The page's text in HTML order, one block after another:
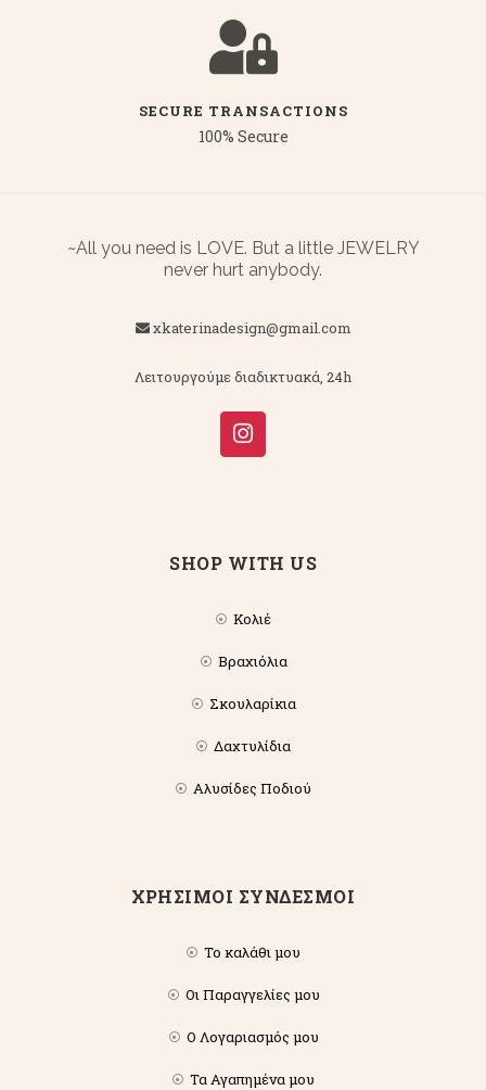
SECURE TRANSACTIONS
100% Secure
~All you need is LOVE. But a little JEWELRY
never hurt anybody.
xkaterinadesign@gmail.com
Λειτουργούμε διαδικτυακά, 24h
SHOP WITH US
Κολιέ
Βραχιόλια
Σκουλαρίκια
Δαχτυλίδια
Αλυσίδες Ποδιού
ΧΡΗΣΙΜΟΙ ΣΥΝΔΕΣΜΟΙ
Το καλάθι μου
Οι Παραγγελίες μου
Ο Λογαριασμός μου
Τα Αγαπημένα μου